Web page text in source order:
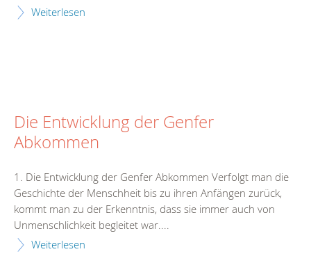
Weiterlesen
Die Entwicklung der Genfer
Abkommen
1. Die Entwicklung der Genfer Abkommen Verfolgt man die
Geschichte der Menschheit bis zu ihren Anfängen zurück,
kommt man zu der Erkenntnis, dass sie immer auch von
Unmenschlichkeit begleitet war....
Weiterlesen